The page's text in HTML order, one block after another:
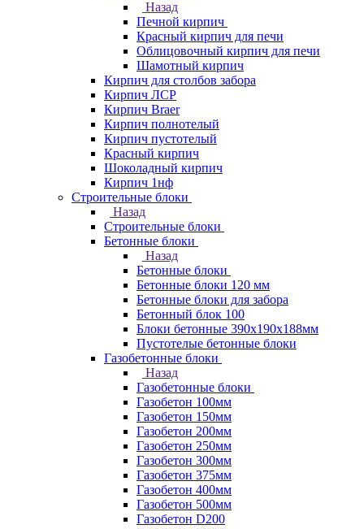
Назад
Печной кирпич
Красный кирпич для печи
Облицовочный кирпич для печи
Шамотный кирпич
Кирпич для столбов забора
Кирпич ЛСР
Кирпич Braer
Кирпич полнотелый
Кирпич пустотелый
Красный кирпич
Шоколадный кирпич
Кирпич 1нф
Строительные блоки
Назад
Строительные блоки
Бетонные блоки
Назад
Бетонные блоки
Бетонные блоки 120 мм
Бетонные блоки для забора
Бетонный блок 100
Блоки бетонные 390х190х188мм
Пустотелые бетонные блоки
Газобетонные блоки
Назад
Газобетонные блоки
Газобетон 100мм
Газобетон 150мм
Газобетон 200мм
Газобетон 250мм
Газобетон 300мм
Газобетон 375мм
Газобетон 400мм
Газобетон 500мм
Газобетон D200